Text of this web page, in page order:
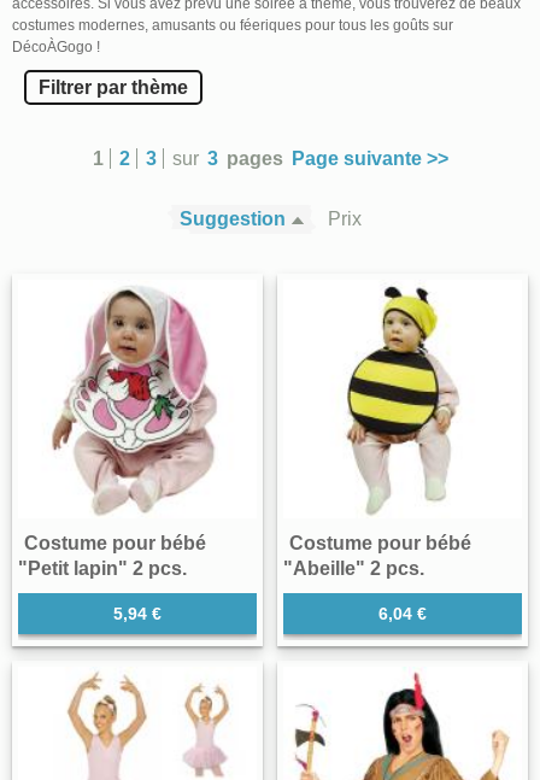
accessoires. Si vous avez prévu une soirée à thème, vous trouverez de beaux
costumes modernes, amusants ou féeriques pour tous les goûts sur
DécoÀGogo !
Filtrer par thème
1 2 3 sur 3 pages Page suivante >>
Suggestion Prix
Costume pour bébé
"Petit lapin" 2 pcs.
5,94 €
Costume pour bébé
"Abeille" 2 pcs.
6,04 €